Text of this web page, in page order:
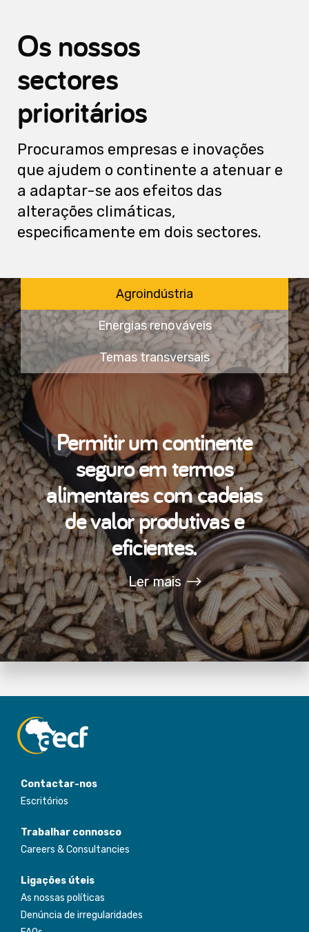
Os nossos
sectores
prioritários
Procuramos empresas e inovações
que ajudem o continente a atenuar e
a adaptar-se aos efeitos das
alterações climáticas,
especificamente em dois sectores.
Agroindústria
Energias renováveis
Temas transversais
Permitir um continente
seguro em termos
alimentares com cadeias
de valor produtivas e
eficientes.
Ler mais
Contactar-nos
Escritórios
Trabalhar connosco
Careers & Consultancies
Ligações úteis
As nossas políticas
Denúncia de irregularidades